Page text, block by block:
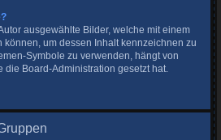
ausgewählte Bilder, welche mit einem
können, um dessen Inhalt kennzeichnen zu
Symbole zu verwenden, hängt von
die Board-Administration gesetzt hat.